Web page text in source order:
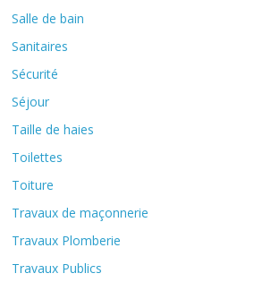
Salle de bain
Sanitaires
Sécurité
Séjour
Taille de haies
Toilettes
Toiture
Travaux de maçonnerie
Travaux Plomberie
Travaux Publics